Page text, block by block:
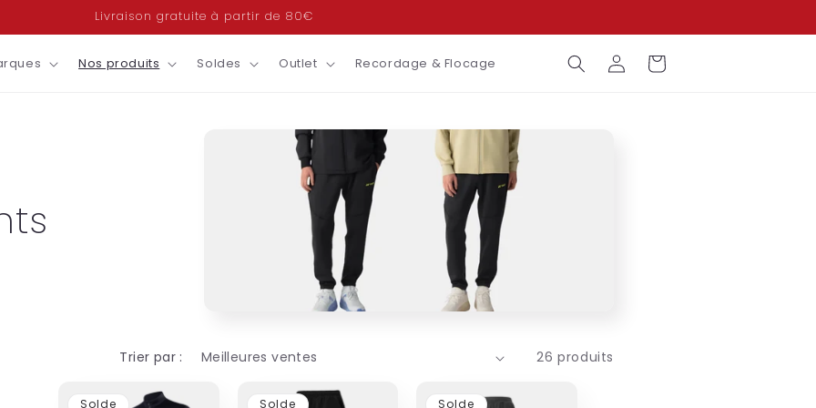
Livraison gratuite à partir de 80€
Nos produits Soldes Outlet Recordage & Flocage ConnexionPanier
Trier par : 26 produits
Solde Solde Solde